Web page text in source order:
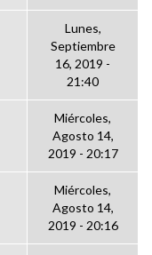
Lunes,
Septiembre
16, 2019 -
21:40
Miércoles,
Agosto 14,
2019 - 20:17
Miércoles,
Agosto 14,
2019 - 20:16